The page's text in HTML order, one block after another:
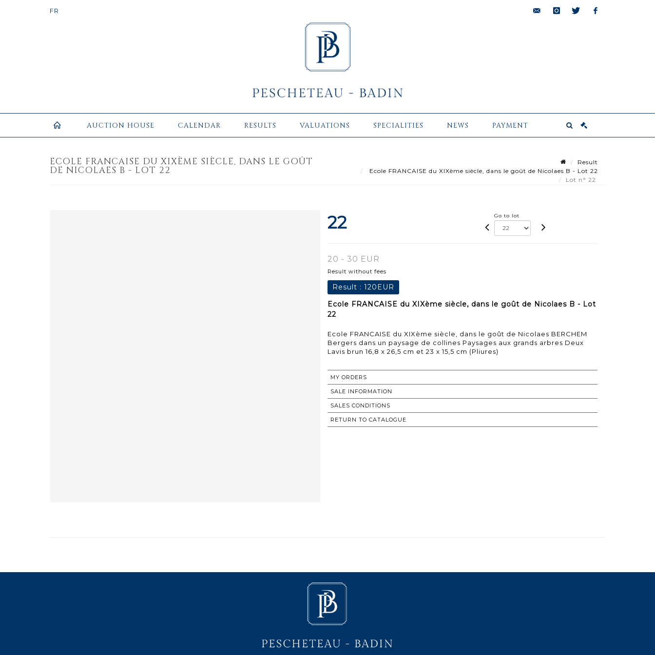
AUCTION HOUSE CALENDAR RESULTS VALUATIONS SPECIALITIES NEWS PAYMENT
ECOLE FRANCAISE DU XIXÈME SIÈCLE, DANS LE GOÛT
DE NICOLAES B - LOT 22
Result
Ecole FRANCAISE du XIXème siècle, dans le goût de Nicolaes B - Lot 22
Lot n° 22
22 Go to lot
20 - 30 EUR
Result without fees
Result : 120EUR
Ecole FRANCAISE du XIXème siècle, dans le goût de Nicolaes B - Lot
22
Ecole FRANCAISE du XIXème siècle, dans le goût de Nicolaes BERCHEM
Bergers dans un paysage de collines Paysages aux grands arbres Deux
Lavis brun 16,8 x 26,5 cm et 23 x 15,5 cm (Pliures)
MY ORDERS
SALE INFORMATION
SALES CONDITIONS
RETURN TO CATALOGUE